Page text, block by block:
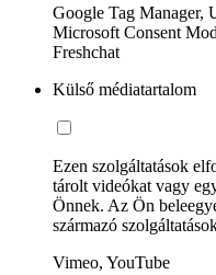
Google Tag Manager,
Microsoft Consent
Freshchat
Külső médiatartalom
Ezen szolgáltatások
tárolt videókat vagy
Önnek. Az Ön
származó
Vimeo, YouTube